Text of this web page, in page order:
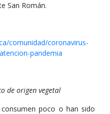
San Román.
comunidad/coronavirus-
pandemia
de origen vegetal
poco o han sido